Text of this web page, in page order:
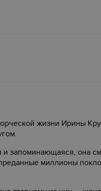
жизни Ирины
запоминающаяся, она
миллионы